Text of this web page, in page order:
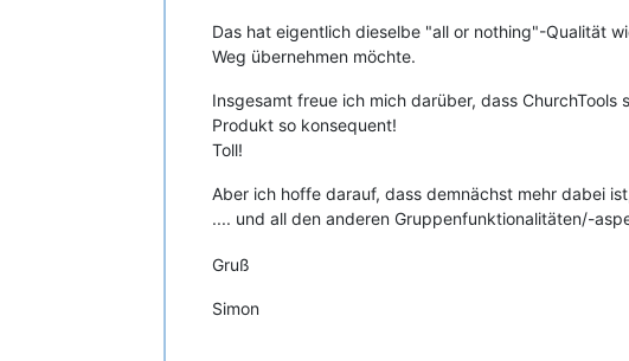
Das hat eigentlich dieselbe "all or nothing"-Qualität
Weg übernehmen möchte.
Insgesamt freue ich mich darüber, dass
Produkt so konsequent!
Toll!
Aber ich hoffe darauf, dass demnächst mehr dabei
.... und all den anderen Gruppenfunktionalitäten/-
Gruß
Simon